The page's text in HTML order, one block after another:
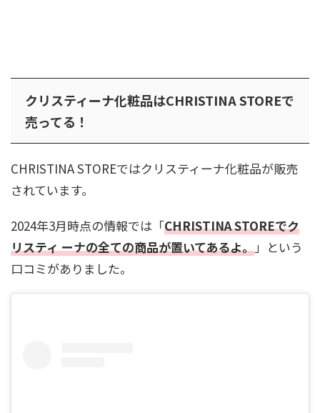
クリスティーナ化粧品はCHRISTINA STOREで
売ってる！
CHRISTINA STOREではクリスティーナ化粧品が販売
されています。
2024年3月時点の情報では「CHRISTINA STOREでク
リスティ ーナの全ての商品が置いてあるよ。」という
口コミがありました。